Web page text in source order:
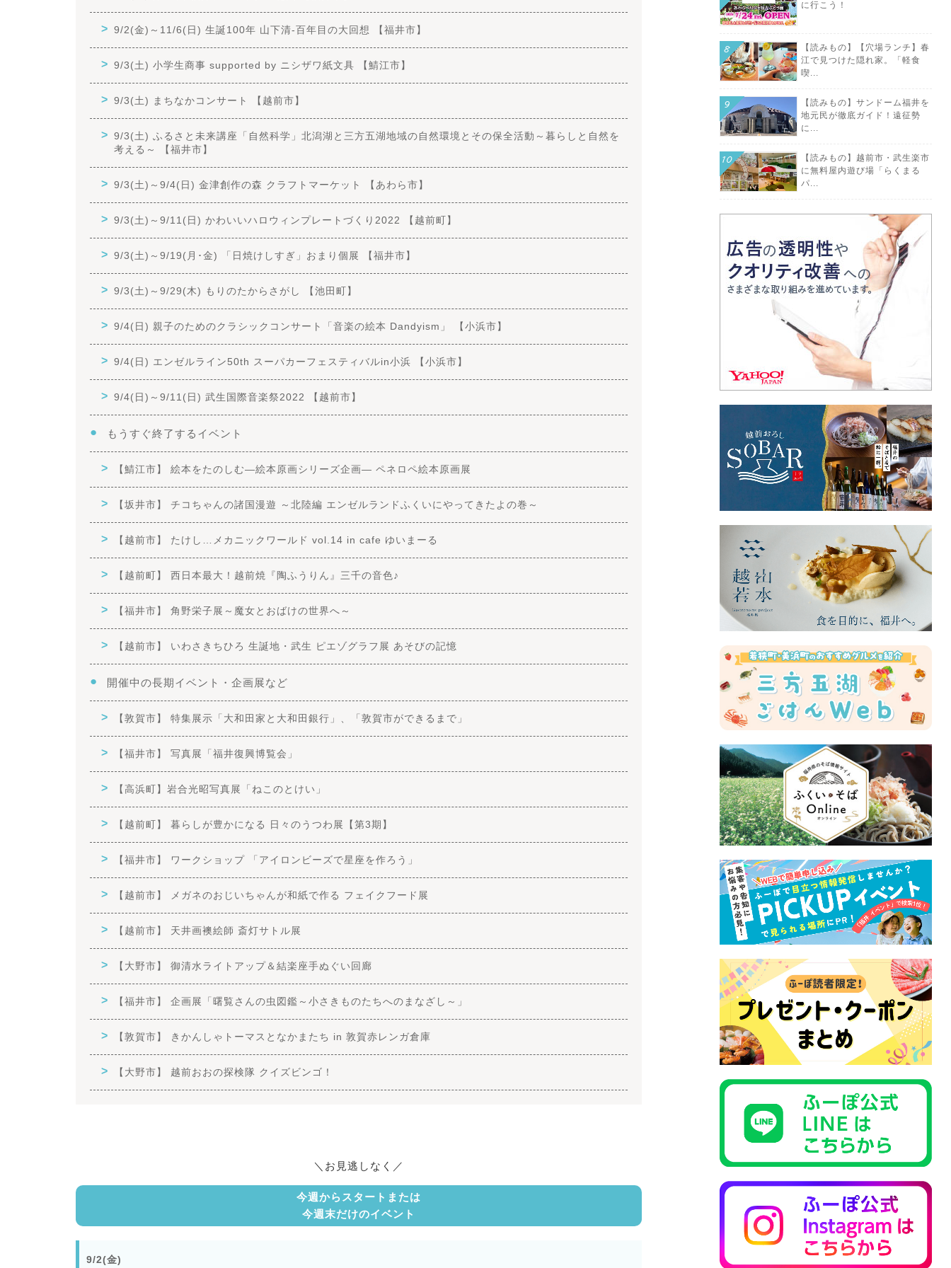
9/2(金)～11/6(日) 生誕100年 山下清-百年目の大回想 【福井市】
9/3(土) 小学生商事 supported by ニシザワ紙文具 【鯖江市】
9/3(土) まちなかコンサート 【越前市】
9/3(土) ふるさと未来講座「自然科学」北潟湖と三方五湖地域の自然環境とその保全活動～暮らしと自然を
考える～ 【福井市】
9/3(土)～9/4(日) 金津創作の森 クラフトマーケット 【あわら市】
9/3(土)～9/11(日) かわいいハロウィンプレートづくり2022 【越前町】
9/3(土)～9/19(月･金) 「日焼けしすぎ」おまり個展 【福井市】
9/3(土)～9/29(木) もりのたからさがし 【池田町】
9/4(日) 親子のためのクラシックコンサート「音楽の絵本 Dandyism」 【小浜市】
9/4(日) エンゼルライン50th スーパカーフェスティバルin小浜 【小浜市】
9/4(日)～9/11(日) 武生国際音楽祭2022 【越前市】
もうすぐ終了するイベント
【鯖江市】 絵本をたのしむ―絵本原画シリーズ企画― ペネロペ絵本原画展
【坂井市】 チコちゃんの諸国漫遊 ～北陸編 エンゼルランドふくいにやってきたよの巻～
【越前市】 たけし…メカニックワールド vol.14 in cafe ゆいまーる
【越前町】 西日本最大！越前焼『陶ふうりん』三千の音色♪
【福井市】 角野栄子展～魔女とおばけの世界へ～
【越前市】 いわさきちひろ 生誕地・武生 ピエゾグラフ展 あそびの記憶
開催中の長期イベント・企画展など
【敦賀市】 特集展示「大和田家と大和田銀行」、「敦賀市ができるまで」
【福井市】 写真展「福井復興博覧会」
【高浜町】岩合光昭写真展「ねこのとけい」
【越前町】 暮らしが豊かになる 日々のうつわ展【第3期】
【福井市】 ワークショップ 「アイロンビーズで星座を作ろう」
【越前市】 メガネのおじいちゃんが和紙で作る フェイクフード展
【越前市】 天井画襖絵師 斎灯サトル展
【大野市】 御清水ライトアップ＆結楽座手ぬぐい回廊
【福井市】 企画展「曙覧さんの虫図鑑～小さきものたちへのまなざし～」
【敦賀市】 きかんしゃトーマスとなかまたち in 敦賀赤レンガ倉庫
【大野市】 越前おおの探検隊 クイズビンゴ！
＼お見逃しなく／
今週からスタートまたは
今週末だけのイベント
9/2(金)
に行こう！
【読みもの】【穴場ランチ】春
江で見つけた隠れ家。「軽食
喫...
【読みもの】サンドーム福井を
地元民が徹底ガイド！遠征勢
に...
【読みもの】越前市・武生楽市
に無料屋内遊び場「らくまる
パ...